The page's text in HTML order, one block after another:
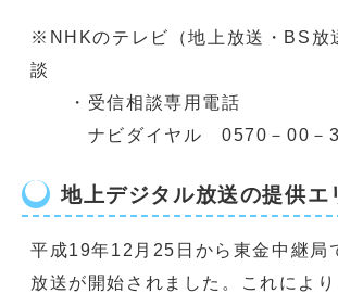
※NHKのテレビ（地上放送・BS放
談
・受信相談専用電話
ナビダイヤル 0570－00－
地上デジタル放送の提供エ
平成19年12月25日から東金中継局
放送が開始されました。これによ